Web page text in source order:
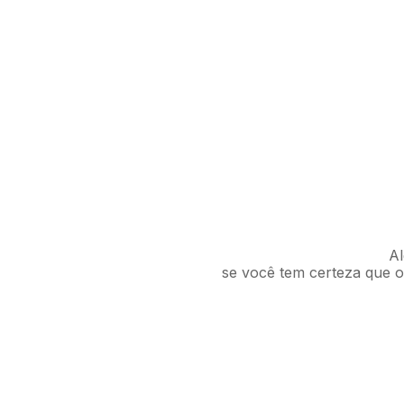
se você tem certeza que